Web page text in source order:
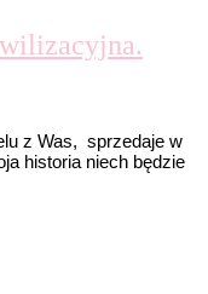
z Was, sprzedaje w
historia niech będzie